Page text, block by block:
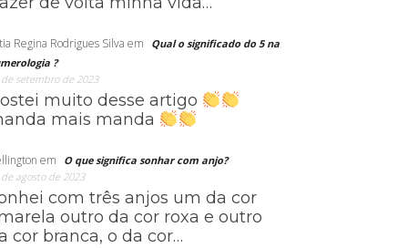
Regina Rodrigues Silva em
Qual o significado do 5 na
?
de setembro de 2023
muito desse artigo
mais manda
em
O que significa sonhar com anjo?
agosto de 2023
com três anjos um da cor
outro da cor roxa e outro
cor branca, o da cor…